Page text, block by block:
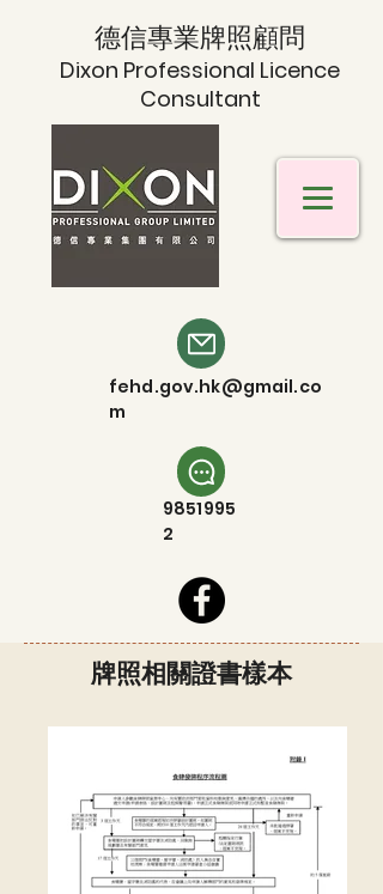
德信專業牌照顧問
Dixon Professional Licence
Consultant
fehd.gov.hk@gmail.co
m
9851995
2
牌照相關證書樣本